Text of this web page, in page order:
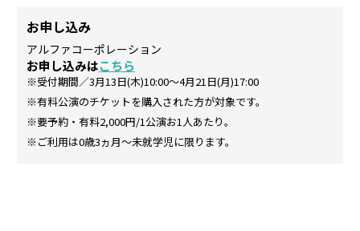
お申し込み
アルファコーポレーション
お申し込みはこちら
※受付期間／3月13日(木)10:00～4月21日(月)17:00
※有料公演のチケットを購入された方が対象です。
※要予約・有料2,000円/1公演お1人あたり。
※ご利用は0歳3ヵ月〜未就学児に限ります。